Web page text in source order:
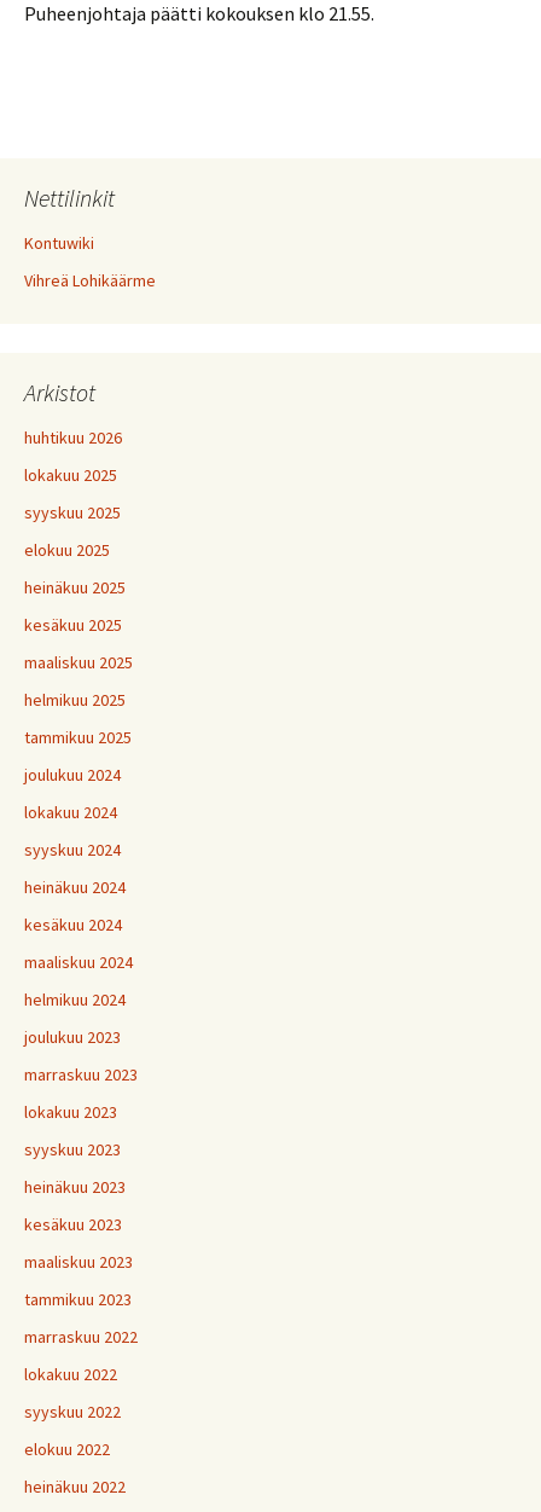
Puheenjohtaja päätti kokouksen klo 21.55.
Nettilinkit
Kontuwiki
Vihreä Lohikäärme
Arkistot
huhtikuu 2026
lokakuu 2025
syyskuu 2025
elokuu 2025
heinäkuu 2025
kesäkuu 2025
maaliskuu 2025
helmikuu 2025
tammikuu 2025
joulukuu 2024
lokakuu 2024
syyskuu 2024
heinäkuu 2024
kesäkuu 2024
maaliskuu 2024
helmikuu 2024
joulukuu 2023
marraskuu 2023
lokakuu 2023
syyskuu 2023
heinäkuu 2023
kesäkuu 2023
maaliskuu 2023
tammikuu 2023
marraskuu 2022
lokakuu 2022
syyskuu 2022
elokuu 2022
heinäkuu 2022